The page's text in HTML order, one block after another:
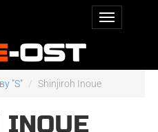
"S" Shinjiroh Inoue
INOUE